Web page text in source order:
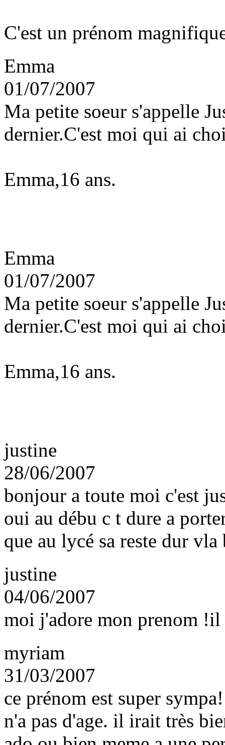
C'est un prénom
Emma
01/07/2007
Ma petite soeur s'appelle
dernier.C'est moi qui ai
Emma,16 ans.
Emma
01/07/2007
Ma petite soeur s'appelle
dernier.C'est moi qui ai
Emma,16 ans.
justine
28/06/2007
bonjour a toute moi c'est
oui au débu c t dure a
que au lycé sa reste dur vla
justine
04/06/2007
moi j'adore mon prenom !il
myriam
31/03/2007
ce prénom est super
n'a pas d'age. il irait très